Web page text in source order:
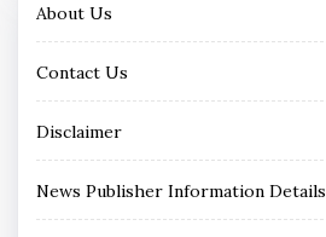
About Us
Contact Us
Disclaimer
News Publisher Information Details